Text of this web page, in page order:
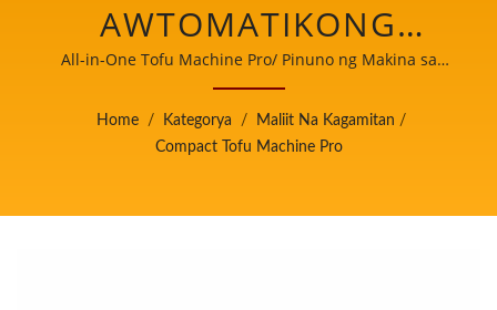
AWTOMATIKONG
MAKINA NG PAGGAWA
NG TOFU, MADALING
TOFU MAKER, PRITONG
All-in-One Tofu Machine Pro/ Pinuno ng Makina sa
Paggawa ng Awtomatikong Tofu at Soymilk na may
Nangungunang Prayoridad sa Kaligtasan ng Pagkain.
Home / Kategorya / Maliit Na Kagamitan /
Compact Tofu Machine Pro